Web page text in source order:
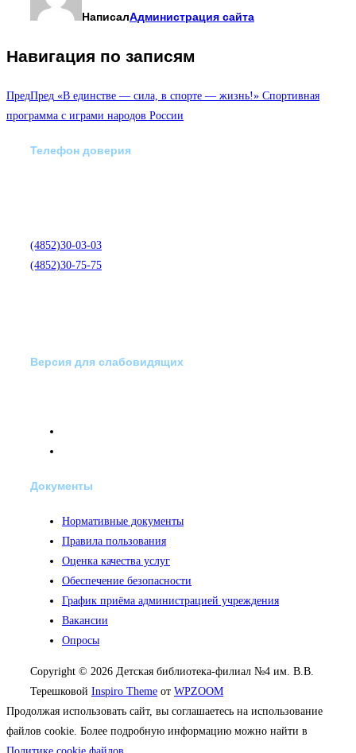
НаписалАдминистрация сайта
Навигация по записям
ПредПред «В единстве — сила, в спорте — жизнь!» Спортивная
программа с играми народов России
Телефон доверия
(4852)30-03-03
(4852)30-75-75
Версия для слабовидящих
Документы
Нормативные документы
Правила пользования
Оценка качества услуг
Обеспечение безопасности
График приёма администрацией учреждения
Вакансии
Опросы
Copyright © 2026 Детская библиотека-филиал №4 им. В.В.
Терешковой Inspiro Theme от WPZOOM
Продолжая использовать сайт, вы соглашаетесь на использование
файлов cookie. Более подробную информацию можно найти в